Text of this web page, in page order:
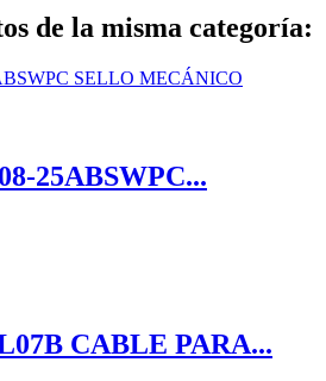
de la misma categoría:
25ABSWPC...
CABLE PARA...